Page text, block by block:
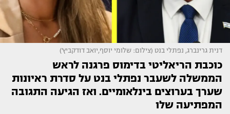
דנית גרינברג, נפתלי בנט (צילום: שלומי יוסף,יואב דודקביץ')
כוכבת הריאליטי בדימוס פרגנה לראש
הממשלה לשעבר נפתלי בנט על סדרת ראיונות
שערך בערוצים בינלאומיים. ואז הגיעה התגובה
המפתיעה שלו